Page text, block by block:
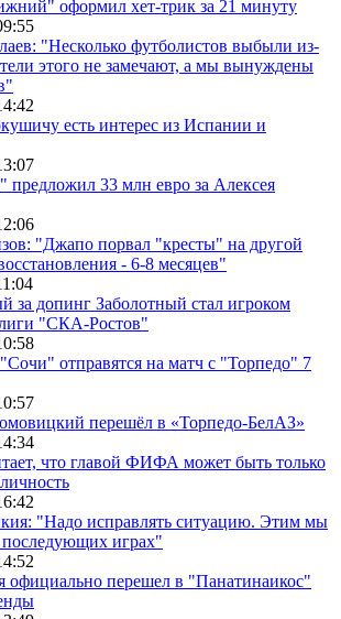
оформил хет-трик за 21 минуту
"Несколько футболистов выбыли из-
этого не замечают, а мы вынуждены
есть интерес из Испании и
предложил 33 млн евро за Алексея
"Джапо порвал "кресты" на другой
- 6-8 месяцев"
за допинг Заболотный стал игроком
"СКА-Ростов"
отправятся на матч с "Торпедо" 7
перешёл в «Торпедо-БелАЗ»
что главой ФИФА может быть только
"Надо исправлять ситуацию. Этим мы
последующих играх"
официально перешел в "Панатинаикос"